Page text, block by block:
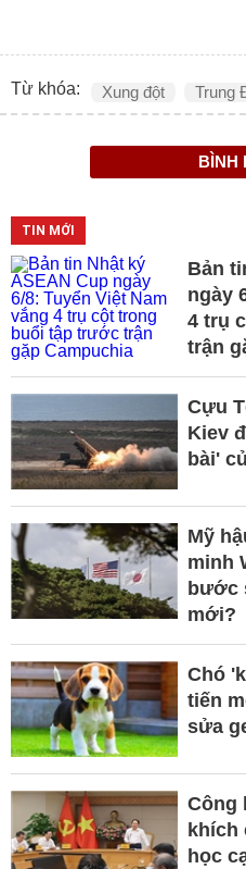
Từ khóa: Xung đột Trung
BÌNH
TIN MỚI
Bản
ngày
4 trụ
trận
Cựu
Kiev
bài'
Mỹ
minh
bước
mới?
Chó
tiến
sửa
Công
khích
học